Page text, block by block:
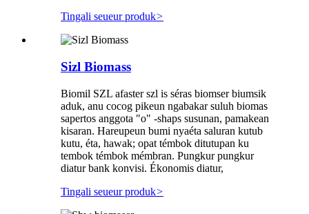
Tingali seueur produk>
Sizl Biomass
Biomil SZL afaster szl is séras biomser biumsik
aduk, anu cocog pikeun ngabakar suluh biomas
sapertos anggota "o" -shaps susunan, pamakean
kisaran. Hareupeun bumi nyaéta saluran kutub
kutu, éta, hawak; opat témbok ditutupan ku
tembok témbok mémbran. Pungkur pungkur
diatur bank konvisi. Ékonomis diatur,
Tingali seueur produk>